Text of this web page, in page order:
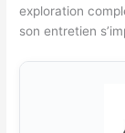
exploration
son entretien